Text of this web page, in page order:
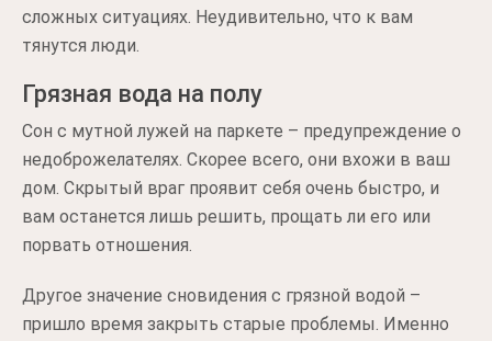
сложных ситуациях. Неудивительно, что к вам
тянутся люди.
Грязная вода на полу
Сон с мутной лужей на паркете – предупреждение о
недоброжелателях. Скорее всего, они вхожи в ваш
дом. Скрытый враг проявит себя очень быстро, и
вам останется лишь решить, прощать ли его или
порвать отношения.
Другое значение сновидения с грязной водой –
пришло время закрыть старые проблемы. Именно